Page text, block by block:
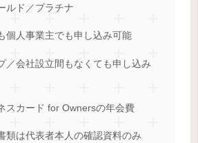
ルド／プラチナ
個人事業主でも申し込み可能
／会社設立間もなくても申し込み
スカード for Ownersの年会費
類は代表者本人の確認資料のみ